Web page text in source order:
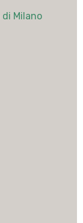
Milano